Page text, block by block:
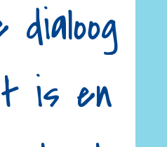
dialoog
is en